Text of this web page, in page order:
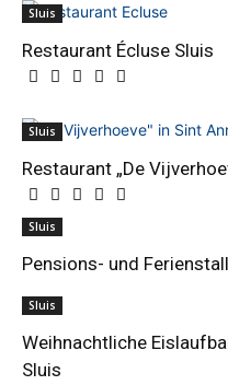
Sluis
Restaurant Écluse Sluis
Sluis
Restaurant „De
Sluis
Pensions- und
Sluis
Weihnachtliche
Sluis